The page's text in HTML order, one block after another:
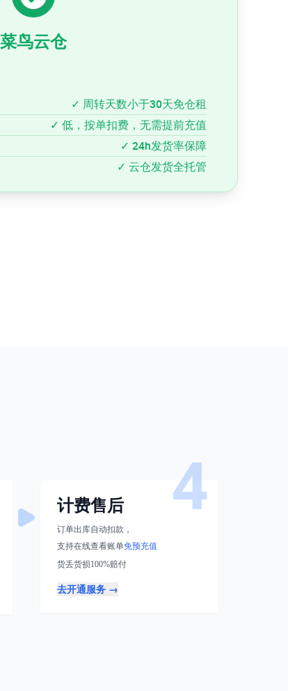
菜鸟云仓
✓ 周转天数小于30天免仓租
✓ 低，按单扣费，无需提前充值
✓ 24h发货率保障
✓ 云仓发货全托管
4
计费售后
订单出库自动扣款，
支持在线查看账单免预充值
货丢货损100%赔付
去开通服务 →